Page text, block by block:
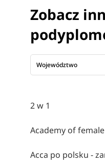
Zobacz
Województwo
2 w 1
Academy of